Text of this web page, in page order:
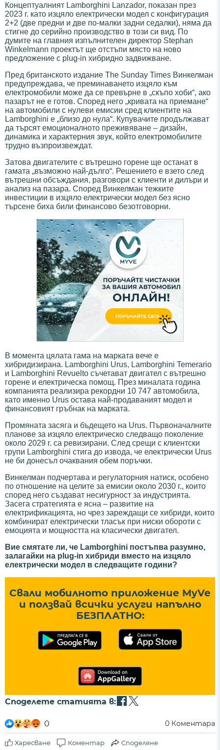
Концептуалният Lamborghini Lanzador, показан през
2023 г. като изцяло електрически модел с конфигурация
2+2 (две предни и две по-малки задни седалки), няма да
стигне до серийно производство в този си вид. По
думите на главния изпълнителен директор Stephan
Winkelmann проектът ще отстъпи място на ново
предложение с plug-in хибридно задвижване.
Пред британското издание The Sunday Times Винкелман
предупреждава, че преминаването изцяло към
електромобили може да се превърне в „скъпо хоби“, ако
пазарът не е готов. Според него „кривата на приемане“
на автомобили с нулеви емисии сред клиентите на
Lamborghini е „близо до нула“. Купувачите продължават
да търсят емоционалното преживяване – дизайн,
динамика и характерния звук, който електромобилите
трудно възпроизвеждат.
Затова двигателите с вътрешно горене ще останат в
гамата „възможно най-дълго“. Решението е взето след
вътрешни обсъждания, разговори с клиенти и дилъри и
анализ на пазара. Според Винкелман тежките
инвестиции в изцяло електрически модел без ясно
търсене биха били финансово безотговорни.
В момента цялата гама на марката вече е
хибридизирана. Lamborghini Urus, Lamborghini Temerario
и Lamborghini Revuelto съчетават двигател с вътрешно
горене и електрическа помощ. През миналата година
компанията реализира рекордни 10 747 автомобила,
като именно Urus остава най-продаваният модел и
финансовият гръбнак на марката.
Промяната засяга и бъдещето на Urus. Първоначалните
планове за изцяло електрическо следващо поколение
около 2029 г. са ревизирани. След срещи с клиентски
групи Lamborghini стига до извода, че електрически Urus
не би донесъл очаквания обем поръчки.
Винкелман подчертава и регулаторния натиск, особено
по отношение на целите за емисии около 2030 г., които
според него създават несигурност за индустрията.
Засега стратегията е ясна – развитие на
електрификацията, но чрез зареждащи се хибриди, които
комбинират електрически тласък при ниски обороти с
емоцията и мощността на класически двигател.
Вие смятате ли, че Lamborghini постъпва разумно,
залагайки на plug-in хибриди вместо на изцяло
електрически модел в следващите години?
Свали мобилното приложение MyVe
и ползвай всички услуги напълно
БЕЗПЛАТНО:
Споделете статията в:
0 0 Коментара
Харесване Коментар Споделяне